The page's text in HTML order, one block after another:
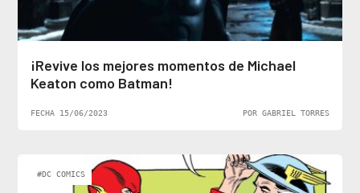
¡Revive los mejores momentos de Michael
Keaton como Batman!
FECHA 15/06/2023 POR GABRIEL TORRES
#DC COMICS